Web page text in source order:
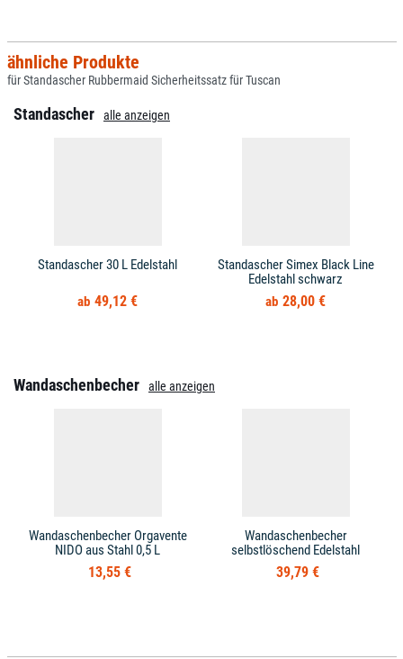
ähnliche Produkte
für Standascher Rubbermaid Sicherheitssatz für Tuscan
Standascher alle anzeigen
Standascher 30 L Edelstahl
49,12 €
Standascher Simex Black Line
Edelstahl schwarz
28,00 €
Wandaschenbecher alle anzeigen
Wandaschenbecher Orgavente
NIDO aus Stahl 0,5 L
13,55 €
Wandaschenbecher
selbstlöschend Edelstahl
39,79 €